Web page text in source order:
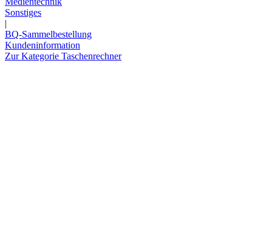
Sonstiges
|
BQ-Sammelbestellung
Kundeninformation
Zur Kategorie Taschenrechner